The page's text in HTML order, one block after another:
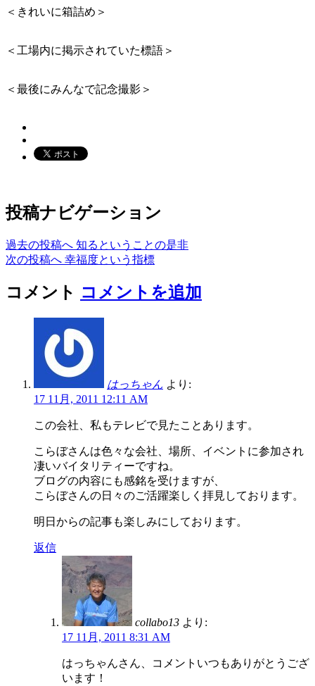
＜きれいに箱詰め＞
＜工場内に掲示されていた標語＞
＜最後にみんなで記念撮影＞
投稿ナビゲーション
過去の投稿へ 知るということの是非
次の投稿へ 幸福度という指標
コメント コメントを追加
はっちゃん より:
17 11月, 2011 12:11 AM
この会社、私もテレビで見たことあります。
こらぼさんは色々な会社、場所、イベントに参加され
凄いバイタリティーですね。
ブログの内容にも感銘を受けますが、
こらぼさんの日々のご活躍楽しく拝見しております。
明日からの記事も楽しみにしております。
返信
collabo13 より:
17 11月, 2011 8:31 AM
はっちゃんさん、コメントいつもありがとうござ
います！